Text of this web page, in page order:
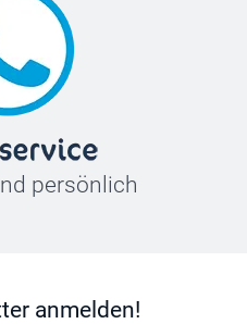
persönlich
anmelden!